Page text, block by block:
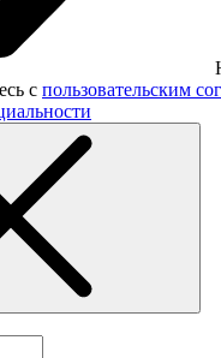
с пользовательским